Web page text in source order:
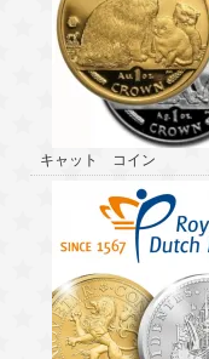
キャット コイン